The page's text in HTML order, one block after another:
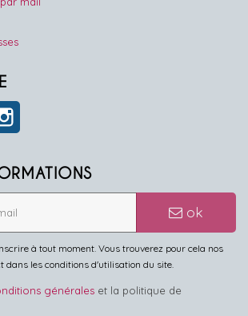
ok
à tout moment. Vous trouverez pour cela nos
dans les conditions d'utilisation du site.
générales et la politique de